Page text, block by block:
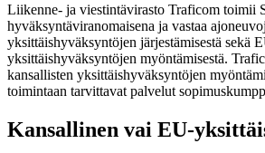
Liikenne- ja viestintävirasto Traficom toimii
hyväksyntäviranomaisena ja vastaa
yksittäishyväksyntöjen järjestämisestä sekä
yksittäishyväksyntöjen myöntämisestä.
kansallisten yksittäishyväksyntöjen
toimintaan tarvittavat palvelut
Kansallinen vai EU-